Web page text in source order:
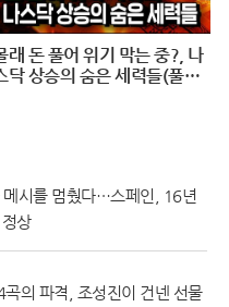
래 돈 풀어 위기 막는 중?, 나
닥 상승의 숨은 세력들(풀버
메시를 멈췄다…스페인, 16년
상
곡의 파격, 조성진이 건넨 선물